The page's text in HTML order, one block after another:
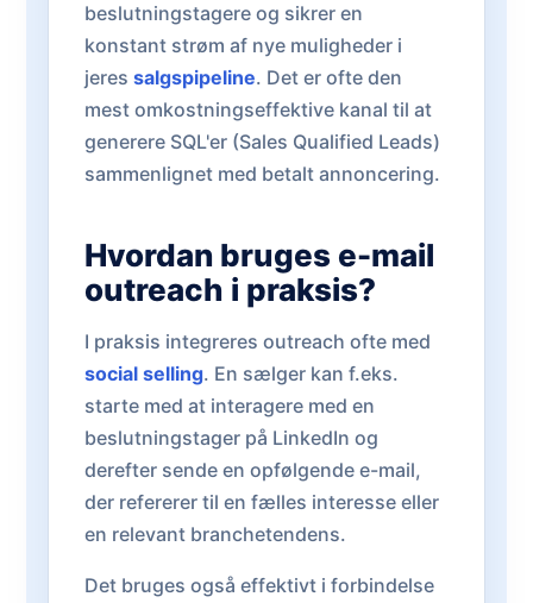
beslutningstagere og sikrer en
konstant strøm af nye muligheder i
jeres salgspipeline. Det er ofte den
mest omkostningseffektive kanal til at
generere SQL'er (Sales Qualified Leads)
sammenlignet med betalt annoncering.
Hvordan bruges e-mail
outreach i praksis?
I praksis integreres outreach ofte med
social selling. En sælger kan f.eks.
starte med at interagere med en
beslutningstager på LinkedIn og
derefter sende en opfølgende e-mail,
der refererer til en fælles interesse eller
en relevant branchetendens.
Det bruges også effektivt i forbindelse